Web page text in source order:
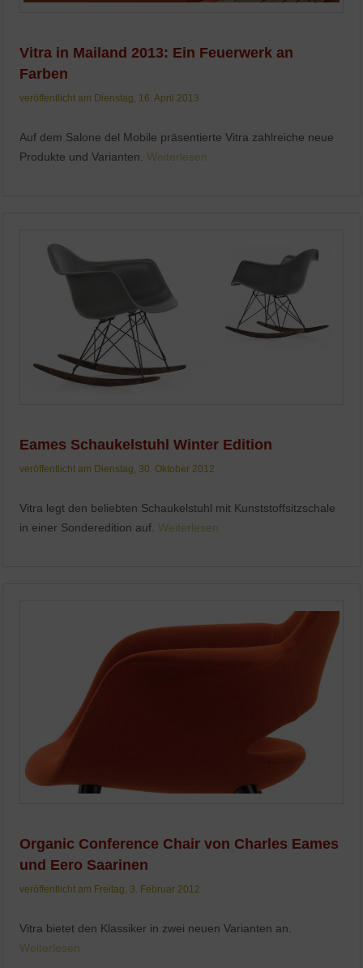
Vitra in Mailand 2013: Ein Feuerwerk an
Farben
veröffentlicht am Dienstag, 16. April 2013
Auf dem Salone del Mobile präsentierte Vitra zahlreiche neue
Produkte und Varianten.Weiterlesen
Eames Schaukelstuhl Winter Edition
veröffentlicht am Dienstag, 30. Oktober 2012
Vitra legt den beliebten Schaukelstuhl mit Kunststoffsitzschale
in einer Sonderedition auf.Weiterlesen
Organic Conference Chair von Charles Eames
und Eero Saarinen
veröffentlicht am Freitag, 3. Februar 2012
Vitra bietet den Klassiker in zwei neuen Varianten an.
Weiterlesen